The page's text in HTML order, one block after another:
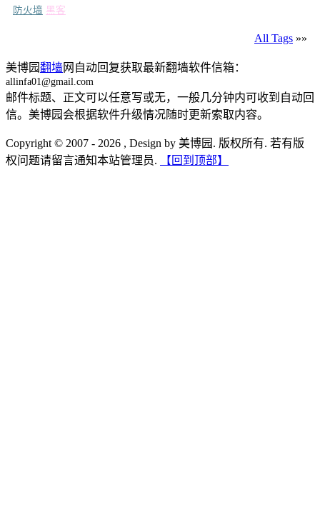
防火墙 黑客
All Tags »»
美博园翻墙网自动回复获取最新翻墙软件信箱：
allinfa01@gmail.com
邮件标题、正文可以任意写或无，一般几分钟内可收到自动回
信。美博园会根据软件升级情况随时更新索取内容。
Copyright © 2007 - 2026 , Design by 美博园. 版权所有. 若有版
权问题请留言通知本站管理员.
【回到顶部】